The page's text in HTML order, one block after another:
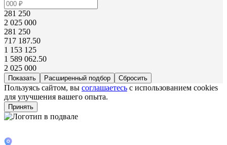
281 250
2 025 000
281 250
717 187.50
1 153 125
1 589 062.50
2 025 000
Расширенный подбор
Пользуясь сайтом, вы соглашаетесь с использованием cookies
для улучшения вашего опыта.
Принять